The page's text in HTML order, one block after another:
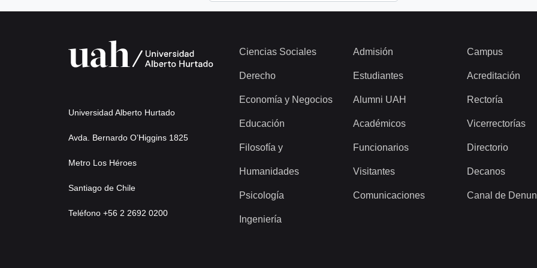
Universidad Alberto Hurtado
Avda. Bernardo O’Higgins 1825
Metro Los Héroes
Santiago de Chile
Teléfono +56 2 2692 0200
Ciencias Sociales
Derecho
Economía y Negocios
Educación
Filosofía y
Humanidades
Psicología
Ingeniería
Admisión
Estudiantes
Alumni UAH
Académicos
Funcionarios
Visitantes
Comunicaciones
Campus
Acreditación
Rectoría
Vicerrectorías
Directorio
Decanos
Canal de